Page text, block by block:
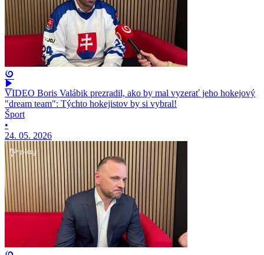
VIDEO Boris Valábik prezradil, ako by mal vyzerať jeho hokejový
"dream team": Týchto hokejistov by si vybral!
Šport
•
24. 05. 2026